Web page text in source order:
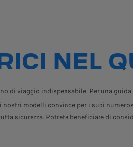
NEL
di viaggio indispensabile. Per una
modelli convince per i suoi
sicurezza. Potrete beneficiare di